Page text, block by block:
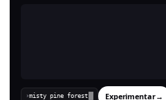
› Experimentar→